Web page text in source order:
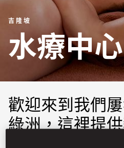
吉隆坡
水療中心
歡迎來到我們
綠洲，這裡提